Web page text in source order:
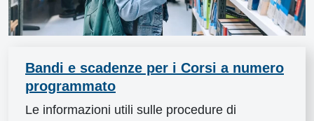
Bandi e scadenze per i Corsi a numero
programmato
Le informazioni utili sulle procedure di